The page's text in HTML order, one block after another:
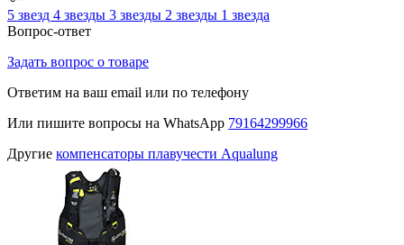
5 звезд 4 звезды 3 звезды 2 звезды 1 звезда
Вопрос-ответ
Задать вопрос о товаре
Ответим на ваш email или по телефону
Или пишите вопросы на WhatsApp 79164299966
Другие компенсаторы плавучести Aqualung